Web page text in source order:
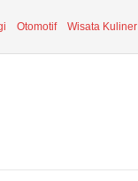
Otomotif Wisata Kuliner